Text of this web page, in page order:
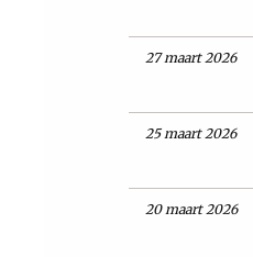
27 maart 2026
25 maart 2026
20 maart 2026